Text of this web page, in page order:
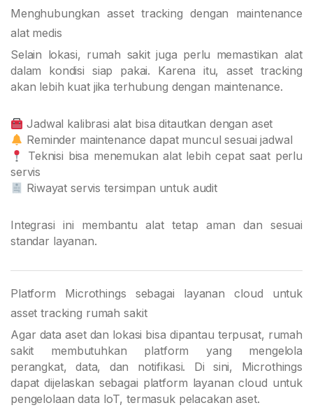
Menghubungkan asset tracking dengan maintenance
alat medis
Selain lokasi, rumah sakit juga perlu memastikan alat
dalam kondisi siap pakai. Karena itu, asset tracking
akan lebih kuat jika terhubung dengan maintenance.
Jadwal kalibrasi alat bisa ditautkan dengan aset
Reminder maintenance dapat muncul sesuai jadwal
Teknisi bisa menemukan alat lebih cepat saat perlu
servis
Riwayat servis tersimpan untuk audit
Integrasi ini membantu alat tetap aman dan sesuai
standar layanan.
Platform Microthings sebagai layanan cloud untuk
asset tracking rumah sakit
Agar data aset dan lokasi bisa dipantau terpusat, rumah
sakit membutuhkan platform yang mengelola
perangkat, data, dan notifikasi. Di sini, Microthings
dapat dijelaskan sebagai platform layanan cloud untuk
pengelolaan data IoT, termasuk pelacakan aset.